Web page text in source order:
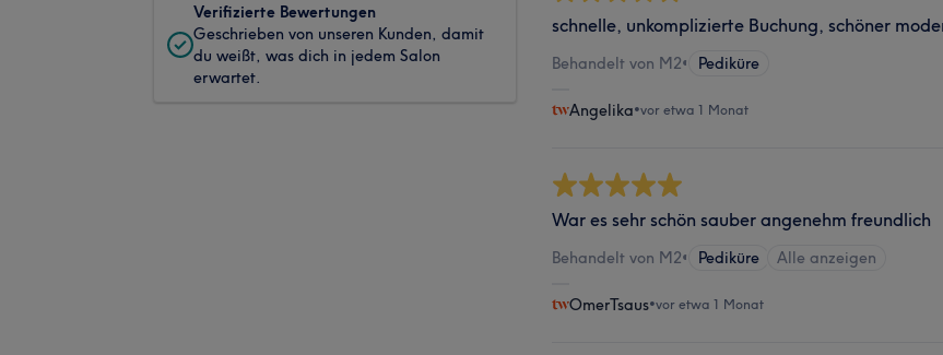
Verifizierte Bewertungen
Geschrieben von unseren Kunden, damit
du weißt, was dich in jedem Salon
erwartet.
schnelle, unkomplizierte Buchung, schöner
Behandelt von M2• Pediküre
Angelika•vor etwa 1 Monat
War es sehr schön sauber angenehm freundlich
Behandelt von M2• Pediküre Alle anzeigen
OmerTsaus•vor etwa 1 Monat